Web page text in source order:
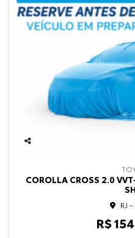
lhe
COROLLA CROSS 2.0
RJ
R$